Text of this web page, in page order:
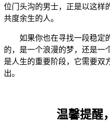
位门头沟的男士，正是以这样
共度余生的人。
如果你也在寻找一段稳定
的，是一个浪漫的梦，还是一
是人生的重要阶段，它需要双
出。
温馨提醒